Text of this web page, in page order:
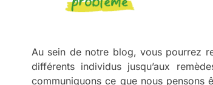
Au sein de notre blog, vous pourrez
différents individus jusqu’aux
communiquons ce que nous